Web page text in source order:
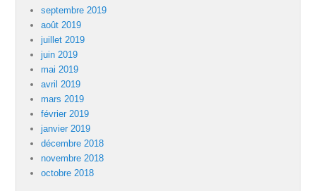
septembre 2019
août 2019
juillet 2019
juin 2019
mai 2019
avril 2019
mars 2019
février 2019
janvier 2019
décembre 2018
novembre 2018
octobre 2018